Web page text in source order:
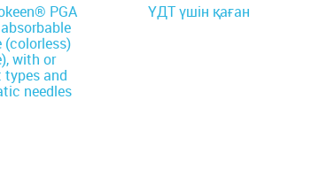
PGA
(colorless)
with or
and
needles
ҮДТ үшін қаған